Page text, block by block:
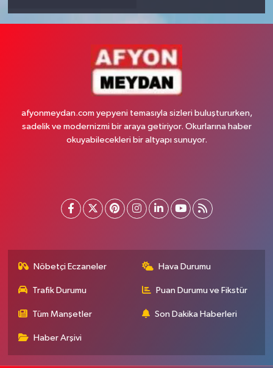
afyonmeydan.com yepyeni temasıyla sizleri buluştururken,
sadelik ve modernizmi bir araya getiriyor. Okurlarına haber
okuyabilecekleri bir altyapı sunuyor.
Nöbetçi Eczaneler Hava Durumu
Trafik Durumu Puan Durumu ve Fikstür
Tüm Manşetler Son Dakika Haberleri
Haber Arşivi